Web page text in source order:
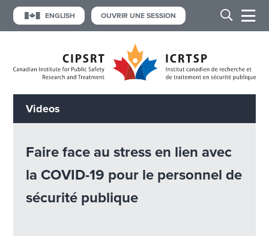
ENGLISH OUVRIR UNE SESSION
Videos
Faire face au stress en lien avec
la COVID-19 pour le personnel de
sécurité publique